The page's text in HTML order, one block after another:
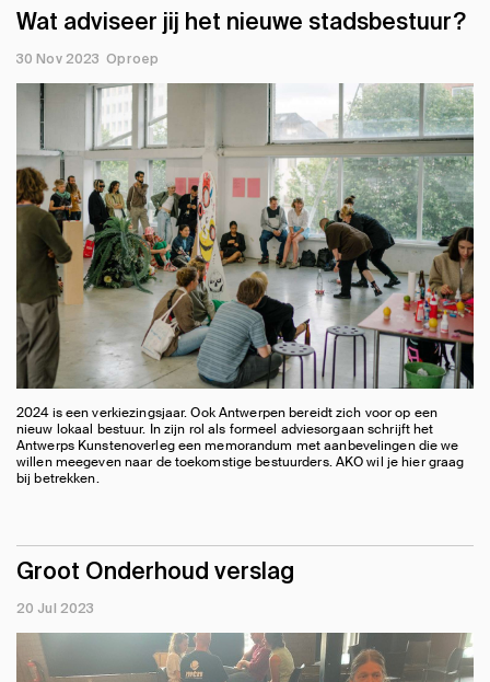
Wat adviseer jij het nieuwe stadsbestuur?
30 Nov 2023 Oproep
2024 is een verkiezingsjaar. Ook Antwerpen bereidt zich voor op een
nieuw lokaal bestuur. In zijn rol als formeel adviesorgaan schrijft het
Antwerps Kunstenoverleg een memorandum met aanbevelingen die we
willen meegeven naar de toekomstige bestuurders. AKO wil je hier graag
bij betrekken.
Groot Onderhoud verslag
20 Jul 2023